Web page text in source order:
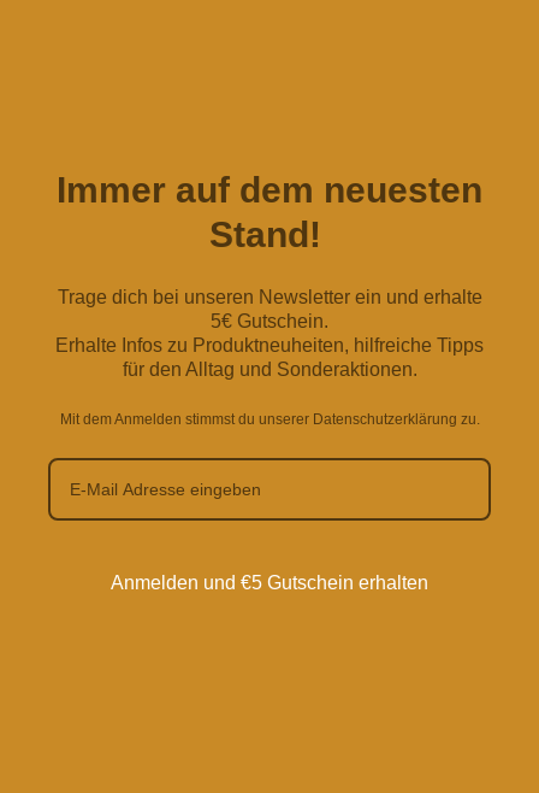
Immer auf dem neuesten
Stand!
Trage dich bei unseren Newsletter ein und erhalte
5€ Gutschein.
Erhalte Infos zu Produktneuheiten, hilfreiche Tipps
für den Alltag und Sonderaktionen.
Mit dem Anmelden stimmst du unserer Datenschutzerklärung zu.
Anmelden und €5 Gutschein erhalten